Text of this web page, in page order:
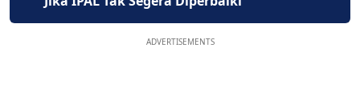
ADVERTISEMENTS